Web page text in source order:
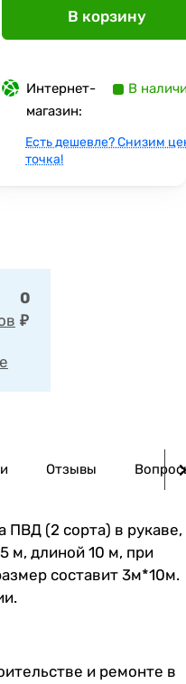
0
₽
В корзину
Интернет-
магазин:
В
Есть дешевле? Снизим
точка!
Отзывы
ПВД (2 сорта) в рукаве,
м, длиной 10 м, при
составит 3м*10м.
и ремонте в